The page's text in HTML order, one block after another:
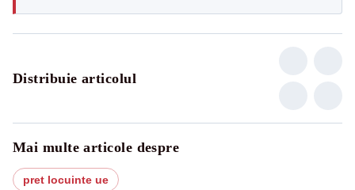
Distribuie articolul
Mai multe articole despre
pret locuinte ue